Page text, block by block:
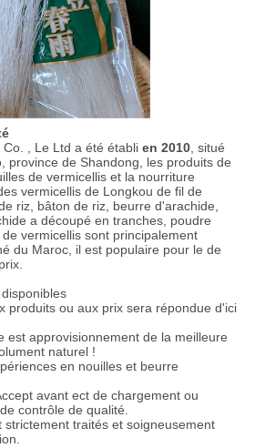
, Le Ltd a été établi en 2010, situé
province de Shandong, les produits de
de vermicellis et la nourriture
vermicellis de Longkou de fil de
riz, bâton de riz, beurre d'arachide,
a découpé en tranches, poudre
vermicellis sont principalement
du Maroc, il est populaire pour le de
produits ou aux prix sera répondue d'ici
est approvisionnement de la meilleure
naturel !
en nouilles et beurre
avant ect de chargement ou
contrôle de qualité.
strictement traités et soigneusement